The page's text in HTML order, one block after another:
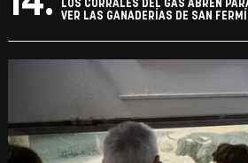
LOS CORRALES DEL GAS ABREN
VER LAS GANADERÍAS DE SAN